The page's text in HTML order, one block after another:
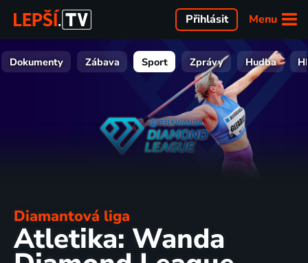
Menu
Přihlásit
Dokumenty Zábava Sport Zprávy Hudba
Diamantová liga
Atletika: Wanda